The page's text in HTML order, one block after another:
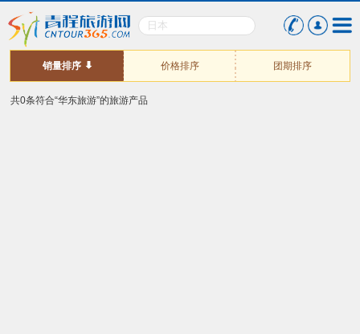
销量排序 价格排序 团期排序
共0条符合“华东旅游”的旅游产品